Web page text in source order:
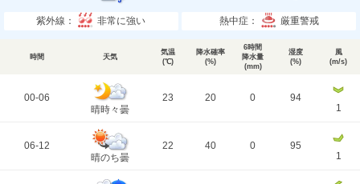
紫外線： 非常に強い 熱中症： 厳重警戒
時間 天気
気温
(℃)
降水確率
(%)
6時間
降水量
(mm)
湿度
(%)
風
(m/s)
00-06
晴時々曇
23 20 0
94
1
06-12
晴のち曇
22 40 0
95
1